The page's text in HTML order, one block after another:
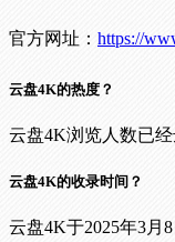
官方网址： https://
云盘4K的热度？
云盘4K浏览人数已经
云盘4K的收录时间？
云盘4K于2025年3月